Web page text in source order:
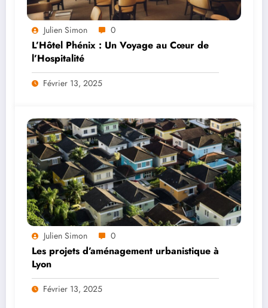
Julien Simon 0
L’Hôtel Phénix : Un Voyage au Cœur de
l’Hospitalité
Février 13, 2025
Julien Simon 0
Les projets d’aménagement urbanistique à
Lyon
Février 13, 2025